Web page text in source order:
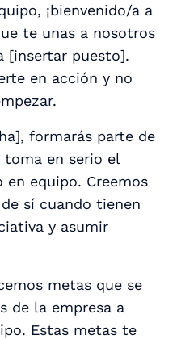
¡bienvenido/a a
te unas a nosotros
[insertar puesto].
en acción y no
], formarás parte de
toma en serio el
equipo. Creemos
sí cuando tienen
y asumir
metas que se
de la empresa a
Estas metas te